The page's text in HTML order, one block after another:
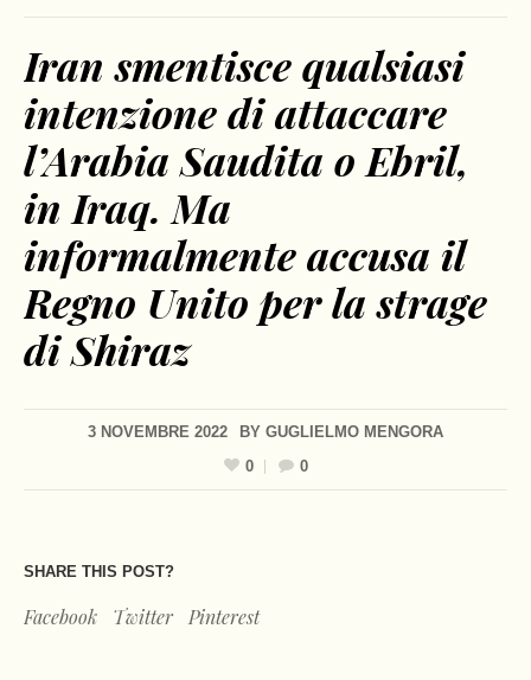
Iran smentisce qualsiasi
intenzione di attaccare
l’Arabia Saudita o Ebril,
in Iraq. Ma
informalmente accusa il
Regno Unito per la strage
di Shiraz
3 NOVEMBRE 2022 BY GUGLIELMO MENGORA
0
0
SHARE THIS POST?
Facebook Twitter Pinterest